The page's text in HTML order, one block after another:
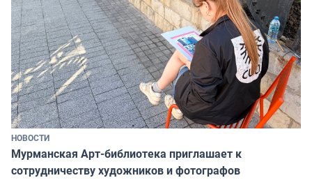
НОВОСТИ
Мурманская Арт-библиотека приглашает к
сотрудничеству художников и фотографов